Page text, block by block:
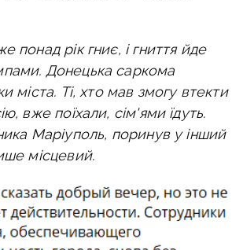
понад рік гниє, і гниття йде
Донецька саркома
міста. Ті, хто мав змогу втекти
вже поїхали, сім'ями їдуть.
Маріуполь, поринув у інший
місцевий.